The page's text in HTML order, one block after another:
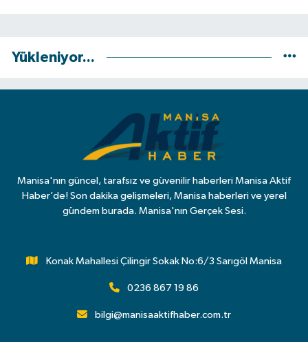
Yükleniyor...
Manisa'nın güncel, tarafsız ve güvenilir haberleri Manisa Aktif
Haber’de! Son dakika gelişmeleri, Manisa haberleri ve yerel
gündem burada. Manisa'nın Gerçek Sesi.
Konak Mahallesi Çilingir Sokak No:6/3 Sarıgöl Manisa
0236 867 19 86
bilgi@manisaaktifhaber.com.tr